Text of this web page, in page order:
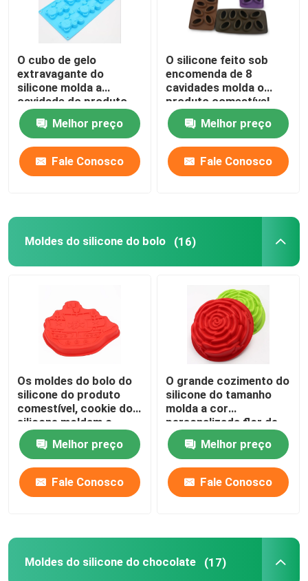
O cubo de gelo
extravagante do
silicone molda a
cavidade do produto
comestível 6 para
cocktailMelhor preço
Fale Conosco
O silicone feito sob
encomenda de 8
cavidades molda o
produto comestível,
feijão de café do molde
do cubo de gelo dado
forma
Melhor preço
Fale Conosco
Moldes do silicone do bolo (16)
Os moldes do bolo do
silicone do produto
comestível, cookie do
silicone moldam o
barco do pirata dado
forma Melhor preço
Fale Conosco
O grande cozimento do
silicone do tamanho
molda a cor
personalizada flor de
Rosa
Melhor preço
Fale Conosco
Moldes do silicone do chocolate (17)